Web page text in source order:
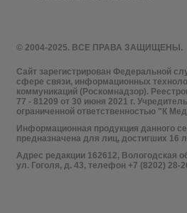
© 2004-2025. ВСЕ ПРАВА ЗАЩИЩЕНЫ.
Сайт зарегистрирован Федеральной
сфере связи, информационных
коммуникаций (Роскомнадзор).
77 - 81209 от 30 июня 2021 г.
ограниченной ответственностью "К
Информационная продукция данного
предназначена для лиц, достигших 16
Адрес редакции 162612, Вологодская
ул. Гоголя, д. 43, телефон +7 (8202) 28-